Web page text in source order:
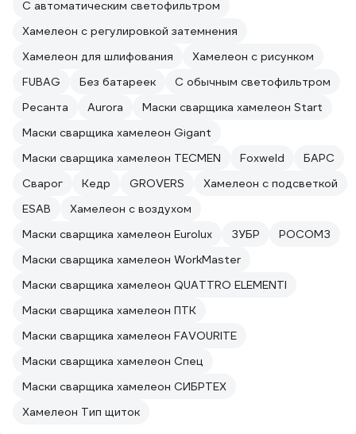
С автоматическим светофильтром
Хамелеон с регулировкой затемнения
Хамелеон для шлифования
Хамелеон с рисунком
FUBAG
Без батареек
С обычным светофильтром
Ресанта
Aurora
Маски сварщика хамелеон Start
Маски сварщика хамелеон Gigant
Маски сварщика хамелеон TECMEN
Foxweld
БАРС
Сварог
Кедр GROVERS
Хамелеон с подсветкой
ESAB
Хамелеон с воздухом
Маски сварщика хамелеон Eurolux
ЗУБР
РОСОМЗ
Маски сварщика хамелеон WorkMaster
Маски сварщика хамелеон QUATTRO ELEMENTI
Маски сварщика хамелеон ПТК
Маски сварщика хамелеон FAVOURITE
Маски сварщика хамелеон Спец
Маски сварщика хамелеон СИБРТЕХ
Хамелеон Тип щиток